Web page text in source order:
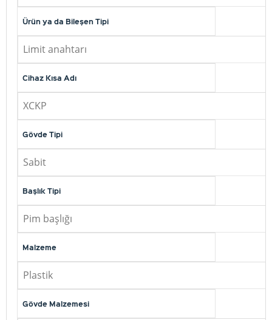
Ürün ya da Bileşen Tipi
Limit anahtarı
Cihaz Kısa Adı
XCKP
Gövde Tipi
Sabit
Başlık Tipi
Pim başlığı
Malzeme
Plastik
Gövde Malzemesi